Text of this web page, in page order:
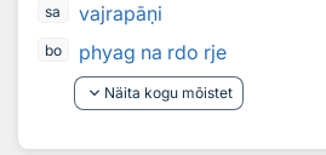
sa vajrapāṇi
bo
phyag na rdo rje
keyboard_arrow_down Näita kogu mõistet